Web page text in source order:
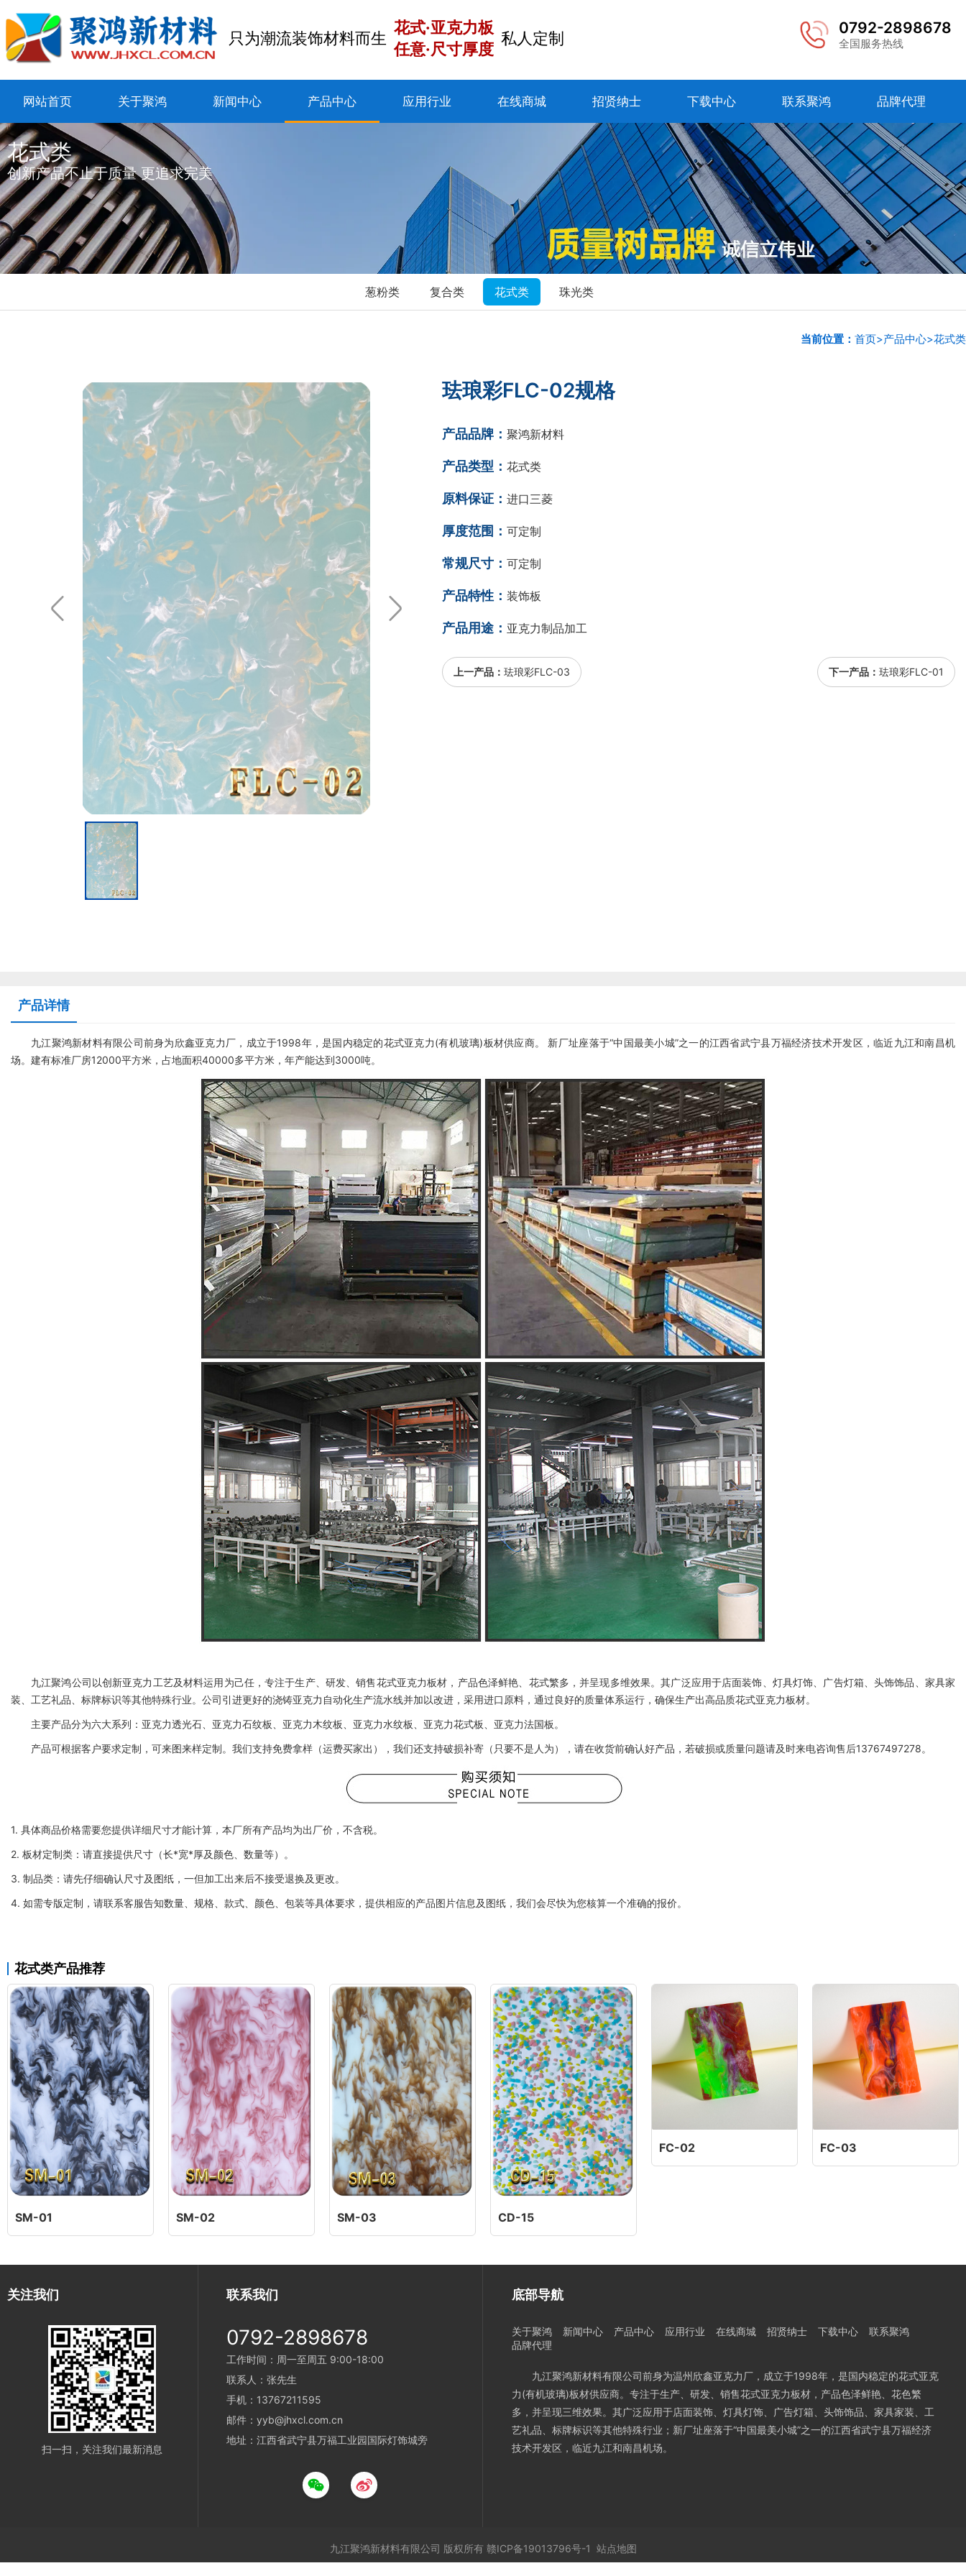
0792-2898678
全国服务热线
只为潮流装饰材料而生
花式·亚克力板
任意·尺寸厚度
私人定制
网站首页 关于聚鸿 新闻中心 产品中心 应用行业 在线商城 招贤纳士 下载中心 联系聚鸿 品牌代理
花式类
创新产品不止于质量 更追求完美
葱粉类 复合类 花式类 珠光类
当前位置： 首页>产品中心>花式类
珐琅彩FLC-02规格
产品品牌： 聚鸿新材料
产品类型： 花式类
原料保证： 进口三菱
厚度范围： 可定制
常规尺寸： 可定制
产品特性： 装饰板
产品用途： 亚克力制品加工
上一产品： 珐琅彩FLC-03 下一产品： 珐琅彩FLC-01
产品详情
九江聚鸿新材料有限公司前身为欣鑫亚克力厂，成立于1998年，是国内稳定的花式亚克力(有机玻璃)板材供应商。 新厂址座落于“中国最美小城”之一的江西省武宁县万福经济技术开发区，临近九江和南昌机
场。建有标准厂房12000平方米，占地面积40000多平方米，年产能达到3000吨。
九江聚鸿公司以创新亚克力工艺及材料运用为己任，专注于生产、研发、销售花式亚克力板材，产品色泽鲜艳、花式繁多，并呈现多维效果。其广泛应用于店面装饰、灯具灯饰、广告灯箱、头饰饰品、家具家
装、工艺礼品、标牌标识等其他特殊行业。公司引进更好的浇铸亚克力自动化生产流水线并加以改进，采用进口原料，通过良好的质量体系运行，确保生产出高品质花式亚克力板材。
主要产品分为六大系列：亚克力透光石、亚克力石纹板、亚克力木纹板、亚克力水纹板、亚克力花式板、亚克力法国板。
产品可根据客户要求定制，可来图来样定制。我们支持免费拿样（运费买家出），我们还支持破损补寄（只要不是人为），请在收货前确认好产品，若破损或质量问题请及时来电咨询售后13767497278。
1. 具体商品价格需要您提供详细尺寸才能计算，本厂所有产品均为出厂价，不含税。
2. 板材定制类：请直接提供尺寸（长*宽*厚及颜色、数量等）。
3. 制品类：请先仔细确认尺寸及图纸，一但加工出来后不接受退换及更改。
4. 如需专版定制，请联系客服告知数量、规格、款式、颜色、包装等具体要求，提供相应的产品图片信息及图纸，我们会尽快为您核算一个准确的报价。
花式类产品推荐
SM-01 SM-02 SM-03 CD-15
FC-02 FC-03
关注我们
扫一扫，关注我们最新消息
联系我们
0792-2898678
工作时间：周一至周五 9:00-18:00
联系人：张先生
手机：13767211595
邮件：yyb@jhxcl.com.cn
地址：江西省武宁县万福工业园国际灯饰城旁
底部导航
关于聚鸿 新闻中心 产品中心 应用行业 在线商城 招贤纳士 下载中心
联系聚鸿
品牌代理
九江聚鸿新材料有限公司前身为温州欣鑫亚克力厂，成立于1998年，是国内稳定的花式亚克
力(有机玻璃)板材供应商。专注于生产、研发、销售花式亚克力板材，产品色泽鲜艳、花色繁
多，并呈现三维效果。其广泛应用于店面装饰、灯具灯饰、广告灯箱、头饰饰品、家具家装、工
艺礼品、标牌标识等其他特殊行业；新厂址座落于“中国最美小城”之一的江西省武宁县万福经济
技术开发区，临近九江和南昌机场。
九江聚鸿新材料有限公司 版权所有 赣ICP备19013796号-1 站点地图